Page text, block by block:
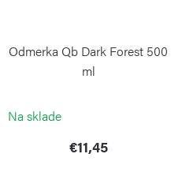
Odmerka Qb Dark Forest 500
ml
Na sklade
€11,45